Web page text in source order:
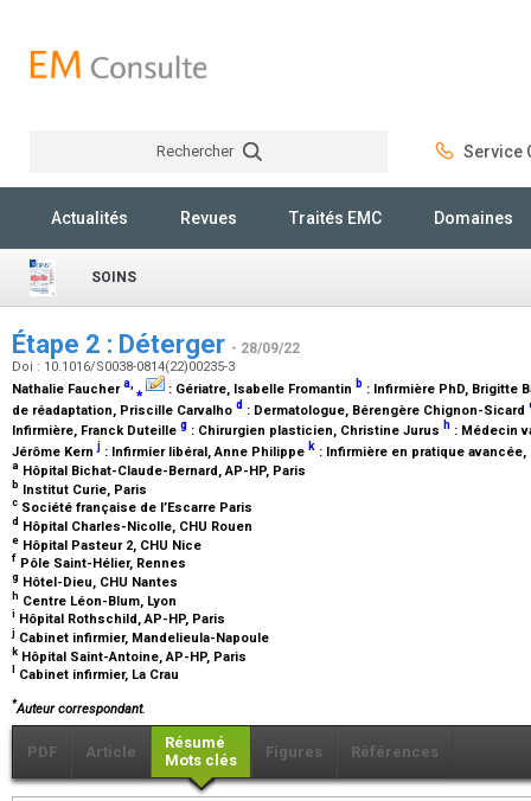
Rechercher Service
Actualités Revues Traités EMC Domaines
SOINS
Étape 2 : Déterger - 28/09/22
Doi : 10.1016/S0038-0814(22)00235-3
Nathalie Fauchera,⁎ : Gériatre, Isabelle Fromantin b : Infirmière PhD, Brigitte
de réadaptation, Priscille Carvalho d : Dermatologue, Bérengère Chignon-Sicard
Infirmière, Franck Duteille g : Chirurgien plasticien, Christine Jurus h : Médecin
Jérôme Kernj : Infirmier libéral, Anne Philippe k : Infirmière en pratique avancée,
a Hôpital Bichat-Claude-Bernard, AP-HP, Paris
b Institut Curie, Paris
c Société française de l’Escarre Paris
d Hôpital Charles-Nicolle, CHU Rouen
e Hôpital Pasteur 2, CHU Nice
f Pôle Saint-Hélier, Rennes
g Hôtel-Dieu, CHU Nantes
h Centre Léon-Blum, Lyon
i Hôpital Rothschild, AP-HP, Paris
j Cabinet infirmier, Mandelieula-Napoule
k Hôpital Saint-Antoine, AP-HP, Paris
Cabinet infirmier, La Crau
*Auteur correspondant.
PDF Article
Résumé
Mots clés
Figures Références